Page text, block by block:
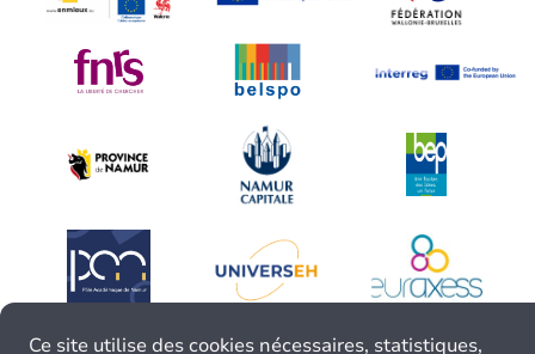
Ce site utilise des cookies nécessaires, statistiques,